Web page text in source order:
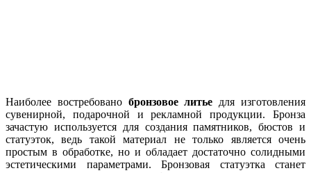
Наиболее востребовано бронзовое литье для изготовления
сувенирной, подарочной и рекламной продукции. Бронза
зачастую используется для создания памятников, бюстов и
статуэток, ведь такой материал не только является очень
простым в обработке, но и обладает достаточно солидными
эстетическими параметрами. Бронзовая статуэтка станет